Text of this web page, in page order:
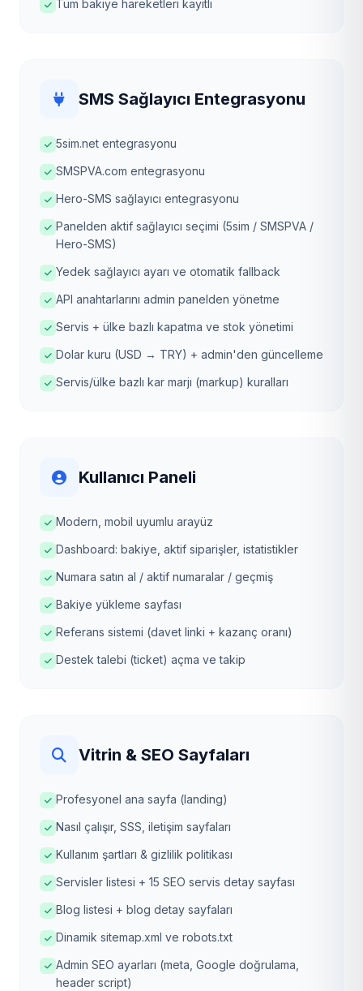
Tüm bakiye hareketleri kayıtlı
SMS Sağlayıcı Entegrasyonu
5sim.net entegrasyonu
SMSPVA.com entegrasyonu
Hero-SMS sağlayıcı entegrasyonu
Panelden aktif sağlayıcı seçimi (5sim / SMSPVA /
Hero-SMS)
Yedek sağlayıcı ayarı ve otomatik fallback
API anahtarlarını admin panelden yönetme
Servis + ülke bazlı kapatma ve stok yönetimi
Dolar kuru (USD → TRY) + admin'den güncelleme
Servis/ülke bazlı kar marjı (markup) kuralları
Kullanıcı Paneli
Modern, mobil uyumlu arayüz
Dashboard: bakiye, aktif siparişler, istatistikler
Numara satın al / aktif numaralar / geçmiş
Bakiye yükleme sayfası
Referans sistemi (davet linki + kazanç oranı)
Destek talebi (ticket) açma ve takip
Vitrin & SEO Sayfaları
Profesyonel ana sayfa (landing)
Nasıl çalışır, SSS, iletişim sayfaları
Kullanım şartları & gizlilik politikası
Servisler listesi + 15 SEO servis detay sayfası
Blog listesi + blog detay sayfaları
Dinamik sitemap.xml ve robots.txt
Admin SEO ayarları (meta, Google doğrulama,
header script)